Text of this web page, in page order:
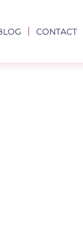
CONTACT